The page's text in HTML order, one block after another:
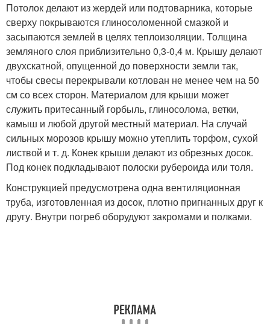
Потолок делают из жердей или подтоварника, которые
сверху покрываются глиносоломенной смазкой и
засыпаются землей в целях теплоизоляции. Толщина
земляного слоя приблизительно 0,3-0,4 м. Крышу делают
двухскатной, опущенной до поверхности земли так,
чтобы свесы перекрывали котлован не менее чем на 50
см со всех сторон. Материалом для крыши может
служить притесанный горбыль, глиносолома, ветки,
камыш и любой другой местный материал. На случай
сильных морозов крышу можно утеплить торфом, сухой
листвой и т. д. Конек крыши делают из обрезных досок.
Под конек подкладывают полоски рубероида или толя.
Конструкцией предусмотрена одна вентиляционная
труба, изготовленная из досок, плотно пригнанных друг к
другу. Внутри погреб оборудуют закромами и полками.